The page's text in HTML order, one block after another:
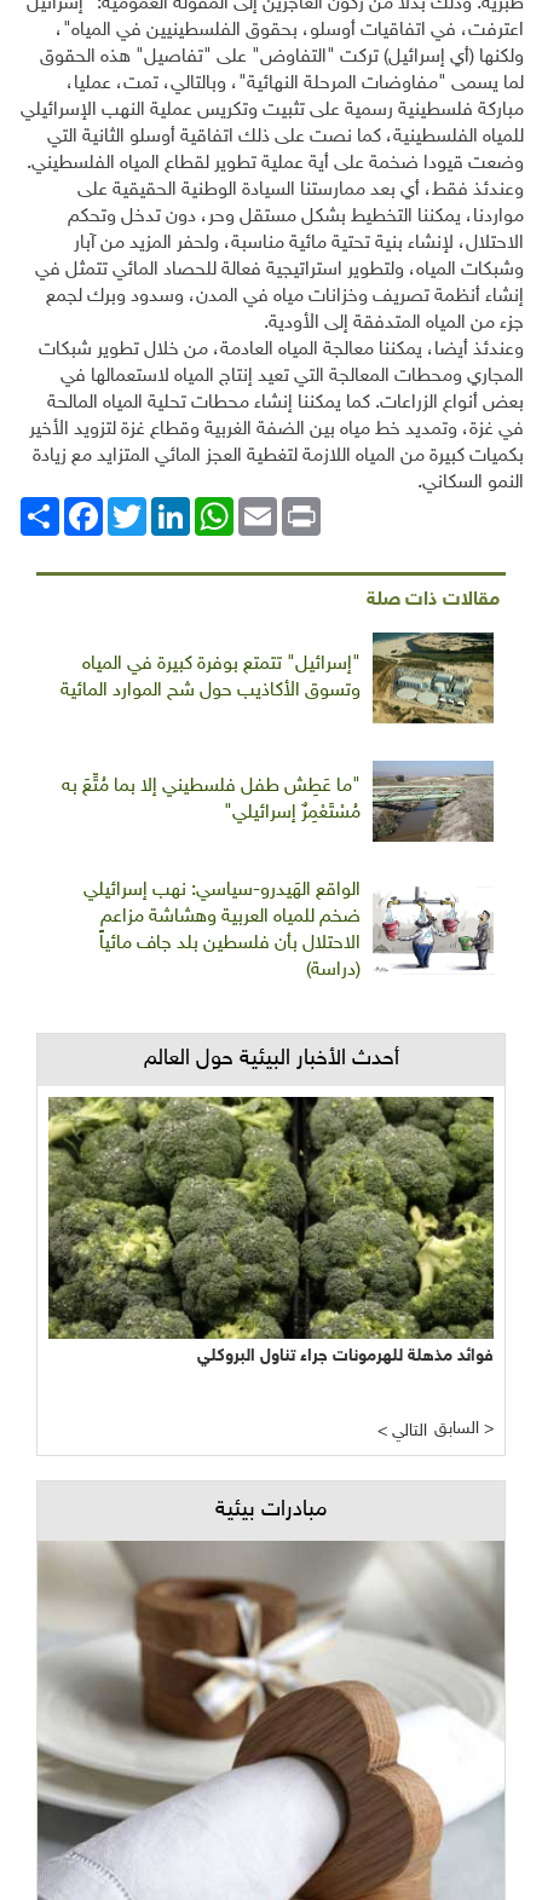
اعترفت، في اتفاقيات أوسلو، بحقوق الفلسطينيين في المياه"،
ولكنها (أي إسرائيل) تركت "التفاوض" على "تفاصيل" هذه الحقوق
لما يسمى "مفاوضات المرحلة النهائية"، وبالتالي، تمت، عمليا،
مباركة فلسطينية رسمية على تثبيت وتكريس عملية النهب الإسرائيلي
للمياه الفلسطينية، كما نصت على ذلك اتفاقية أوسلو الثانية التي
وضعت قيودا ضخمة على أية عملية تطوير لقطاع المياه الفلسطيني.
وعندئذ فقط، أي بعد ممارستنا السيادة الوطنية الحقيقية على
مواردنا، يمكننا التخطيط بشكل مستقل وحر، دون تدخل وتحكم
الاحتلال، لإنشاء بنية تحتية مائية مناسبة، ولحفر المزيد من آبار
وشبكات المياه، ولتطوير استراتيجية فعالة للحصاد المائي تتمثل في
إنشاء أنظمة تصريف وخزانات مياه في المدن، وسدود وبرك لجمع
جزء من المياه المتدفقة إلى الأودية.
وعندئذ أيضا، يمكننا معالجة المياه العادمة، من خلال تطوير شبكات
المجاري ومحطات المعالجة التي تعيد إنتاج المياه لاستعمالها في
بعض أنواع الزراعات. كما يمكننا إنشاء محطات تحلية المياه المالحة
في غزة، وتمديد خط مياه بين الضفة الغربية وقطاع غزة لتزويد الأخير
بكميات كبيرة من المياه اللازمة لتغطية العجز المائي المتزايد مع زيادة
النمو السكاني.
انشر
FacebookTwitterLinkedIn
WhatsAppEmail Print
مقالات ذات صلة
"إسرائيل" تتمتع بوفرة كبيرة في المياه
وتسوق الأكاذيب حول شح الموارد المائية
"ما عَطِش طفل فلسطيني إلا بما مُتِّعَ به
مُسْتَعْمِرٌ إسرائيلي"
الواقع الهَيدرو-سياسي: نهب إسرائيلي
ضخم للمياه العربية وهشاشة مزاعم
الاحتلال بأن فلسطين بلد جاف مائياً
(دراسة)
أحدث الأخبار البيئية حول العالم
نجاح مبشر وواعد لتجربة الأراضي الرطبة المصطنعة في معالجة
< التالي السابق >
مبادرات بيئية